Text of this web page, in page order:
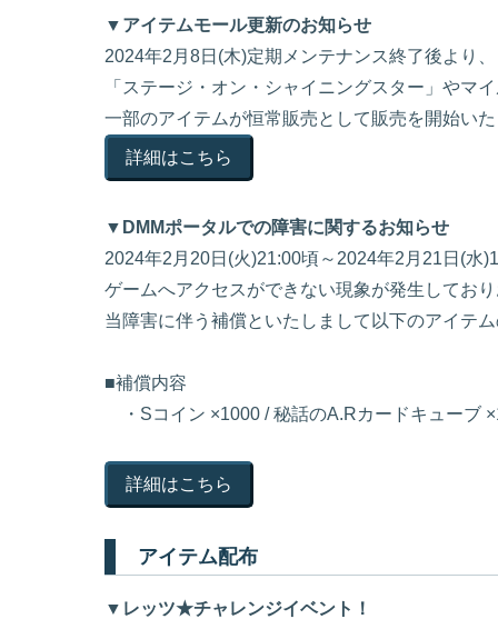
▼アイテムモール更新のお知らせ
2024年2月8日(木)定期メンテナンス終了後より
「ステージ・オン・シャイニングスター」やマ
一部のアイテムが恒常販売として販売を開始い
詳細はこちら
▼DMMポータルでの障害に関するお知らせ
2024年2月20日(火)21:00頃～2024年2月21日(水
ゲームへアクセスができない現象が発生してお
当障害に伴う補償といたしまして以下のアイテ
■補償内容
・Sコイン ×1000 / 秘話のA.Rカードキューブ
詳細はこちら
アイテム配布
▼レッツ★チャレンジイベント！